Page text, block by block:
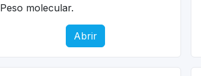
Peso molecular.
Abrir